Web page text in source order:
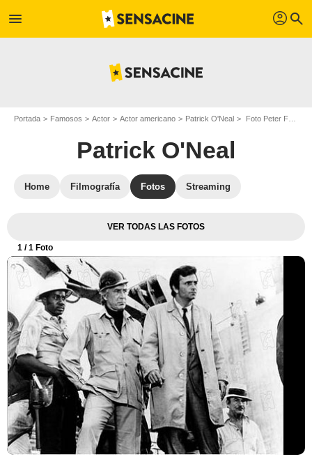
menu profil search
Portada Famosos Actor Actor americano Patrick O'Neal Foto Peter Falk, Patrick O'Neal
Patrick O'Neal
Home Filmografía Fotos Streaming
VER TODAS LAS FOTOS
1 / 1 Foto